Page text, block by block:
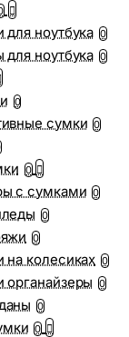
для ноутбука 0
для ноутбука 0
0
сумки 0
0
с сумками 0
0
0
на колесиках 0
органайзеры 0
0
0